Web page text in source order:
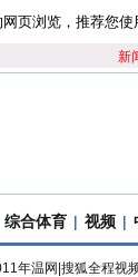
页浏览，推荐您
新
综合体育 | 视频 |
年温网|搜狐全程视